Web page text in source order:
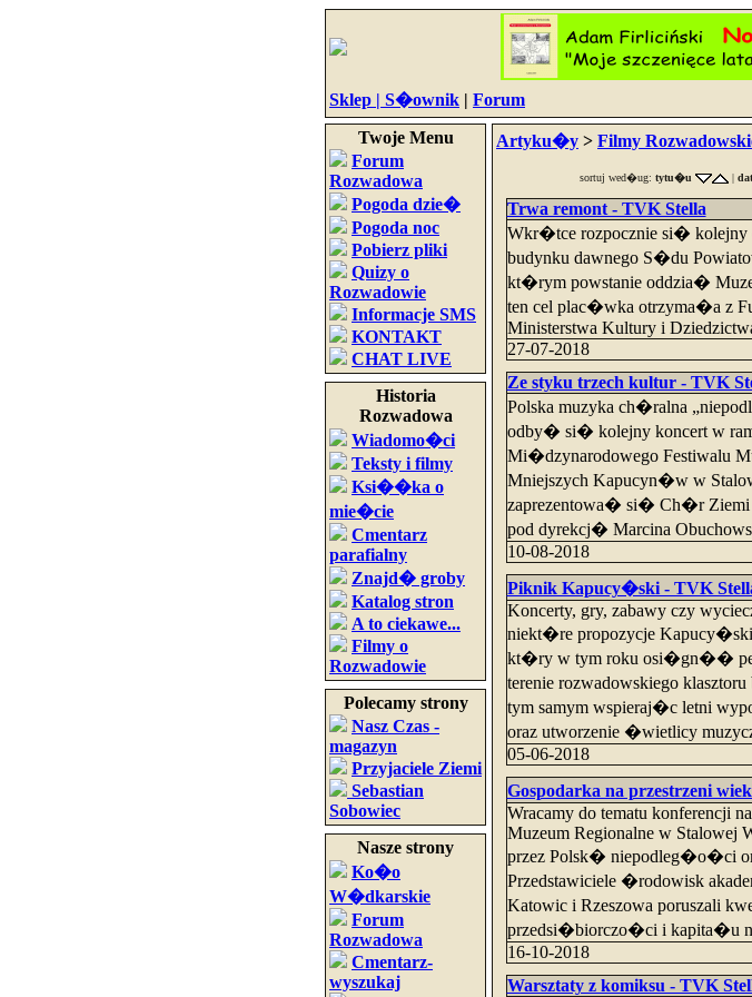
Sklep | S�ownik | Forum
Twoje Menu
Forum
Rozwadowa
Pogoda dzie�
Pogoda noc
Pobierz pliki
Quizy o
Rozwadowie
Informacje SMS
KONTAKT
CHAT LIVE
Historia
Rozwadowa
Wiadomo�ci
Teksty i filmy
Ksi��ka o
mie�cie
Cmentarz
parafialny
Znajd� groby
Katalog stron
A to ciekawe...
Filmy o
Rozwadowie
Polecamy strony
Nasz Czas -
magazyn
Przyjaciele Ziemi
Sebastian
Sobowiec
Nasze strony
Ko�o
W�dkarskie
Forum
Rozwadowa
Cmentarz-
wyszukaj
Artyku�y > Filmy
sortuj wed�ug: tytu�u |
Trwa remont - TVK Stella
Wkr�tce rozpocznie si� kolejny
budynku dawnego S�du
kt�rym powstanie oddzia�
ten cel plac�wka otrzyma�a z
Ministerstwa Kultury i
27-07-2018
Ze styku trzech kultur - TVK
Polska muzyka ch�ralna
odby� si� kolejny koncert w
Mi�dzynarodowego Festiwalu
Mniejszych Kapucyn�w w
zaprezentowa� si� Ch�r Ziemi
pod dyrekcj� Marcina
10-08-2018
Piknik Kapucy�ski - TVK
Koncerty, gry, zabawy czy
niekt�re propozycje
kt�ry w tym roku osi�gn��
terenie rozwadowskiego
tym samym wspieraj�c letni
oraz utworzenie �wietlicy
05-06-2018
Gospodarka na przestrzeni
Wracamy do tematu konferencji
Muzeum Regionalne w Stalowej
przez Polsk� niepodleg�o�ci
Przedstawiciele �rodowisk
Katowic i Rzeszowa poruszali
przedsi�biorczo�ci i kapita�u
16-10-2018
Warsztaty z komiksu - TVK